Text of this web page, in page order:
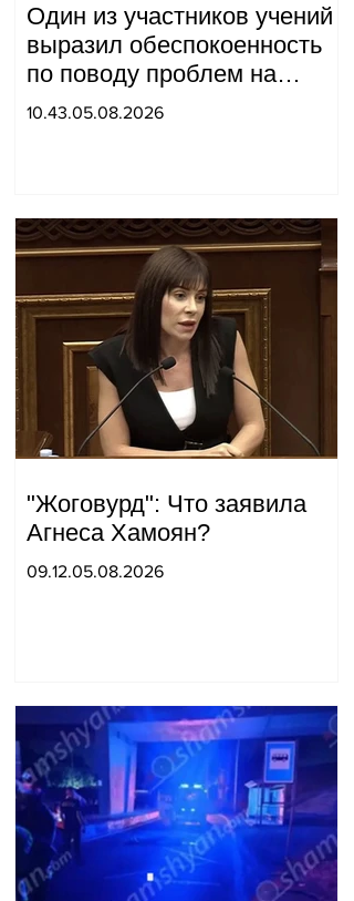
Один из участников учений
выразил обеспокоенность
по поводу проблем на
одном из постов в Сюнике.
10.43.05.08.2026
"Жоговурд": Что заявила
Агнеса Хамоян?
09.12.05.08.2026